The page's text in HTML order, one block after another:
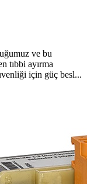
ve bu
tıbbi ayırma
için güç besl...